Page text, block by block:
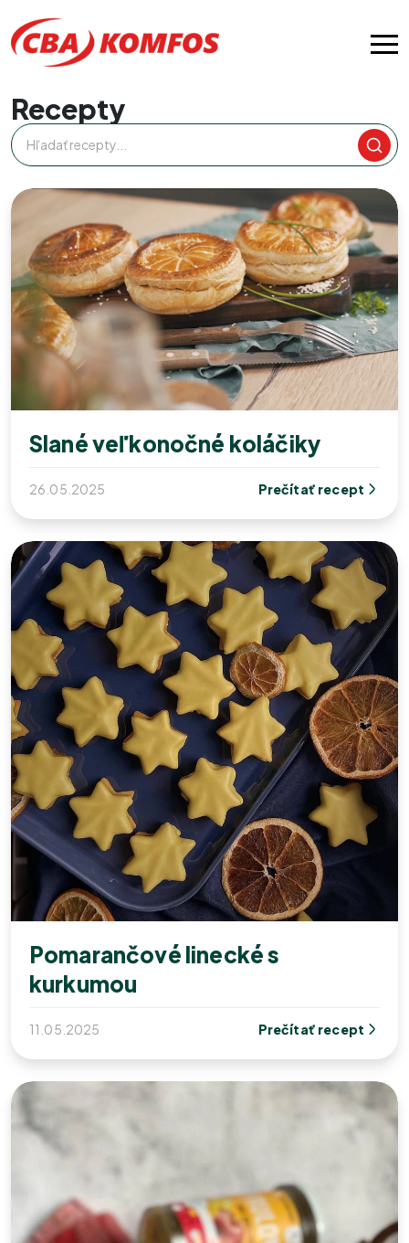
Recepty
Slané veľkonočné koláčiky
26.05.2025 Prečítať recept
Pomarančové linecké s
kurkumou
11.05.2025 Prečítať recept